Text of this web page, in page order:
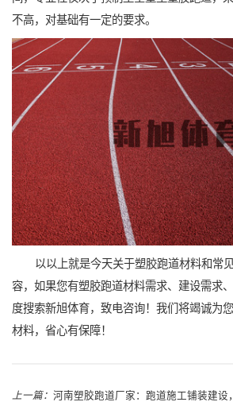
不高，对基础有一定的要求。
以以上就是今天关于塑胶跑道材料和常
容，如果您有塑胶跑道材料需求、建设需求
度搜索新旭体育，致电咨询！我们将竭诚为
材料，省心有保障！
上一篇： 河南塑胶跑道厂家：跑道施工铺装建设